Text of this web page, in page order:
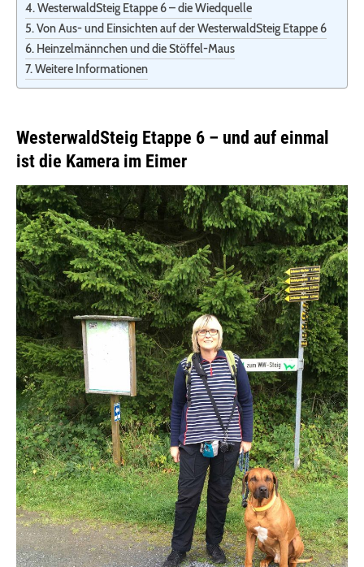
WesterwaldSteig Etappe 6 – die Wiedquelle
Von Aus- und Einsichten auf der WesterwaldSteig Etappe 6
Heinzelmännchen und die Stöffel-Maus
Weitere Informationen
WesterwaldSteig Etappe 6 – und auf einmal
ist die Kamera im Eimer